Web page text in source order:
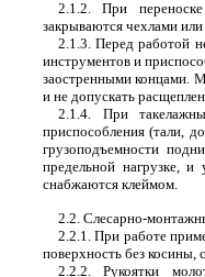
2.1.2. При
закрываются чехлами
2.1.3. Перед работой
инструментов и
заостренными концами.
и не допускать
2.1.4. При
приспособления (тали,
грузоподъемности
предельной нагрузке, и
снабжаются клеймом.
2.2. Слесарно-
2.2.1. При работе
поверхность без косины,
2.2.2. Рукоятки